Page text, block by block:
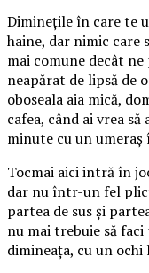
Diminețile în care te
haine, dar nimic care
mai comune decât
neapărat de lipsă de
oboseala aia mică,
cafea, când ai vrea
minute cu un umeraș
Tocmai aici intră în
dar nu într-un fel
partea de sus și
nu mai trebuie să
dimineața, cu un